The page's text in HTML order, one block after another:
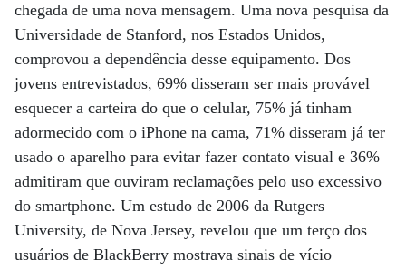
chegada de uma nova mensagem. Uma nova pesquisa da
Universidade de Stanford, nos Estados Unidos,
comprovou a dependência desse equipamento. Dos
jovens entrevistados, 69% disseram ser mais provável
esquecer a carteira do que o celular, 75% já tinham
adormecido com o iPhone na cama, 71% disseram já ter
usado o aparelho para evitar fazer contato visual e 36%
admitiram que ouviram reclamações pelo uso excessivo
do smartphone. Um estudo de 2006 da Rutgers
University, de Nova Jersey, revelou que um terço dos
usuários de BlackBerry mostrava sinais de vício